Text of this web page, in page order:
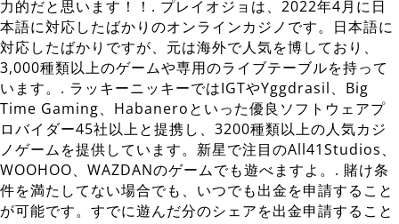
力的だと思います！！. プレイオジョは、2022年4月に日
本語に対応したばかりのオンラインカジノです。日本語に
対応したばかりですが、元は海外で人気を博しており、
3,000種類以上のゲームや専用のライブテーブルを持って
います。. ラッキーニッキーではIGTやYggdrasil、Big
Time Gaming、Habaneroといった優良ソフトウェアプ
ロバイダー45社以上と提携し、3200種類以上の人気カジ
ノゲームを提供しています。新星で注目のAll41Studios、
WOOHOO、WAZDANのゲームでも遊べますよ。. 賭け条
件を満たしてない場合でも、いつでも出金を申請すること
が可能です。すでに遊んだ分のシェアを出金申請すること